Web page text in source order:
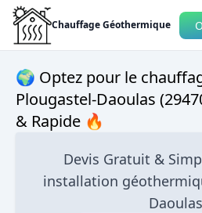
Chauffage Géothermique
🌍 Optez pour le
Plougastel-Daoulas
& Rapide 🔥
Devis Gratuit &
installation
Daoulas